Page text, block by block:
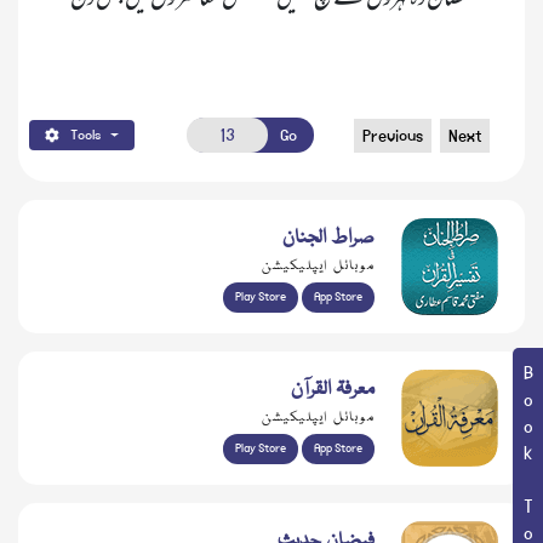
Tools Go Previous Next
صراط الجنان
موبائل ایپلیکیشن
Play Store App Store
معرفۃ القرآن
موبائل ایپلیکیشن
Play Store App Store